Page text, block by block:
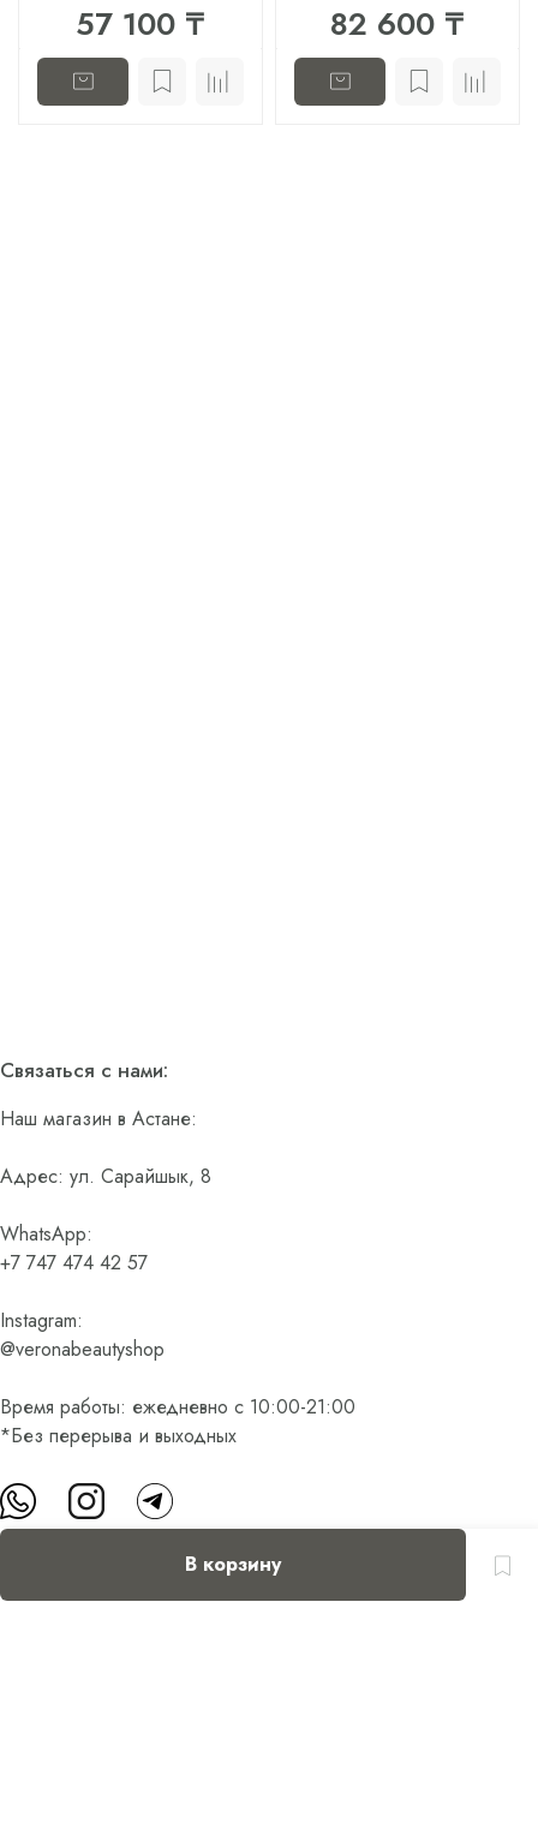
В корзину
57 100 ₸ 82 600 ₸
Связаться с нами:
Наш магазин в Астане:
Адрес: ул. Сарайшык, 8
WhatsApp:
+7 747 474 42 57
Instagram:
@veronabeautyshop
Время работы: ежедневно с 10:00-21:00
*Без перерыва и выходных
Доставка и оплата